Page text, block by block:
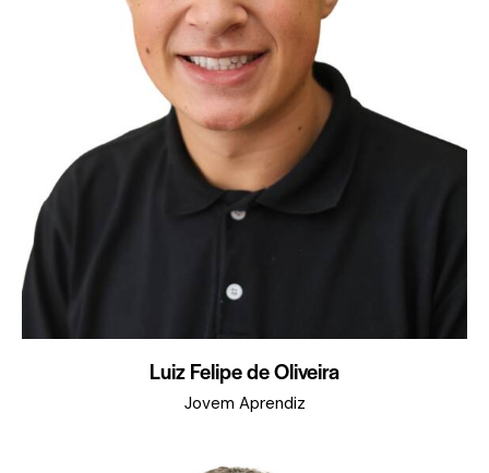
Luiz Felipe de Oliveira
Jovem Aprendiz